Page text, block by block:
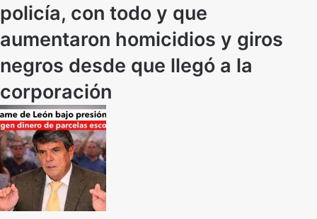
policía, con todo y que
aumentaron homicidios y giros
negros desde que llegó a la
corporación